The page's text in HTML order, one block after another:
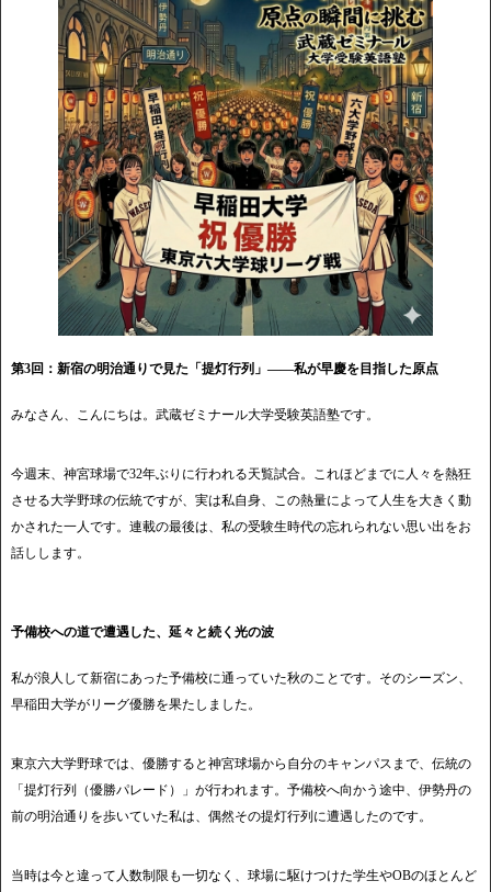
第3回：新宿の明治通りで見た「提灯行列」――私が早慶を目指した原点
みなさん、こんにちは。武蔵ゼミナール大学受験英語塾です。
今週末、神宮球場で32年ぶりに行われる天覧試合。これほどまでに人々を熱狂
させる大学野球の伝統ですが、実は私自身、この熱量によって人生を大きく動
かされた一人です。連載の最後は、私の受験生時代の忘れられない思い出をお
話しします。
予備校への道で遭遇した、延々と続く光の波
私が浪人して新宿にあった予備校に通っていた秋のことです。そのシーズン、
早稲田大学がリーグ優勝を果たしました。
東京六大学野球では、優勝すると神宮球場から自分のキャンパスまで、伝統の
「提灯行列（優勝パレード）」が行われます。予備校へ向かう途中、伊勢丹の
前の明治通りを歩いていた私は、偶然その提灯行列に遭遇したのです。
当時は今と違って人数制限も一切なく、球場に駆けつけた学生やOBのほとんど